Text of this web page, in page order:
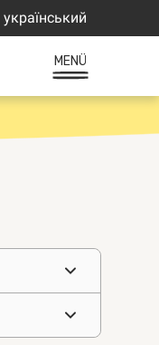
український
MENÜ